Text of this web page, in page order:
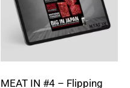
MEAT IN #4 – Flipping